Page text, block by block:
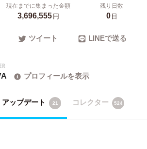
現在までに集まった金額
3,696,555円
残り日数
0日
ツイート LINEで送る
プロフィールを表示
アップデート 21 コレクター 524